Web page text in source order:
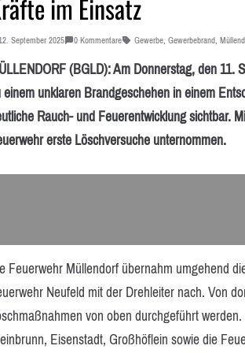
im Einsatz
September 2025 0 Kommentare Gewerbe, Gewerbebrand,
(BGLD): Am Donnerstag, den
unklaren Brandgeschehen in einem
Rauch- und Feuerentwicklung sichtbar.
erste Löschversuche unternommen.
Feuerwehr Müllendorf übernahm umgehend
Neufeld mit der Drehleiter nach. Von
von oben durchgeführt
Eisenstadt, Großhöflein sowie die